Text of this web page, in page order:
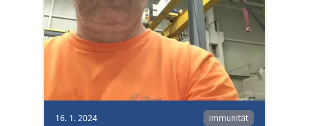
16. 1. 2024 Immunität